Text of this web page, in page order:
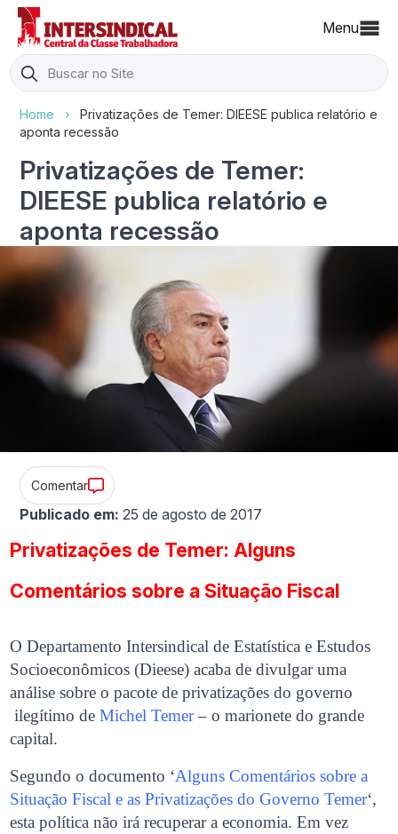
Menu
Search
for:
Home ›
Privatizações de Temer: DIEESE publica relatório e
aponta recessão
Privatizações de Temer:
DIEESE publica relatório e
aponta recessão
Comentar
Publicado em: 25 de agosto de 2017
Privatizações de Temer: Alguns
Comentários sobre a Situação Fiscal
O Departamento Intersindical de Estatística e Estudos
Socioeconômicos (Dieese) acaba de divulgar uma
análise sobre o pacote de privatizações do governo
ilegítimo deMichel Temer– o marionete do grande
capital.
Segundo o documento ‘Alguns Comentários sobre a
Situação Fiscal e as Privatizações do Governo Temer‘,
esta política não irá recuperar a economia. Em vez